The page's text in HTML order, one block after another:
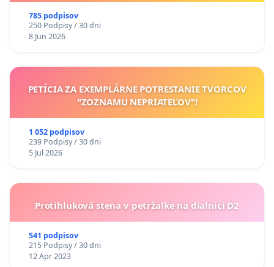
785 podpisov
250 Podpisy / 30 dni
8 Jun 2026
PETÍCIA ZA EXEMPLÁRNE POTRESTANIE TVORCOV
"ZOZNAMU NEPRIATEĽOV"!
1 052 podpisov
239 Podpisy / 30 dni
5 Jul 2026
Protihluková stena v petržalke na dialnici D2
541 podpisov
215 Podpisy / 30 dni
12 Apr 2023